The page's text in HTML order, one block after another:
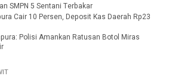
SMPN 5 Sentani Terbakar
Cair 10 Persen, Deposit Kas Daerah Rp23
Polisi Amankan Ratusan Botol Miras